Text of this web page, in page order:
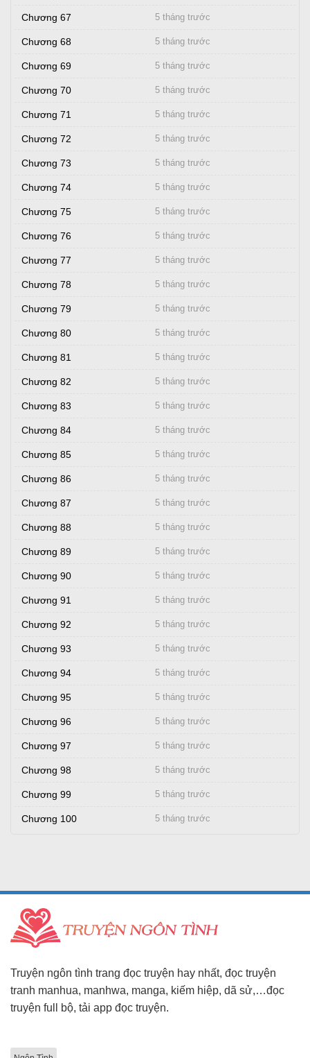
Chương 67 5 tháng trước
Chương 68 5 tháng trước
Chương 69 5 tháng trước
Chương 70 5 tháng trước
Chương 71 5 tháng trước
Chương 72 5 tháng trước
Chương 73 5 tháng trước
Chương 74 5 tháng trước
Chương 75 5 tháng trước
Chương 76 5 tháng trước
Chương 77 5 tháng trước
Chương 78 5 tháng trước
Chương 79 5 tháng trước
Chương 80 5 tháng trước
Chương 81 5 tháng trước
Chương 82 5 tháng trước
Chương 83 5 tháng trước
Chương 84 5 tháng trước
Chương 85 5 tháng trước
Chương 86 5 tháng trước
Chương 87 5 tháng trước
Chương 88 5 tháng trước
Chương 89 5 tháng trước
Chương 90 5 tháng trước
Chương 91 5 tháng trước
Chương 92 5 tháng trước
Chương 93 5 tháng trước
Chương 94 5 tháng trước
Chương 95 5 tháng trước
Chương 96 5 tháng trước
Chương 97 5 tháng trước
Chương 98 5 tháng trước
Chương 99 5 tháng trước
Chương 100 5 tháng trước
Truyện ngôn tình trang đọc truyện hay nhất, đọc truyện
tranh manhua, manhwa, manga, kiếm hiệp, dã sử,…đọc
truyện full bộ, tải app đọc truyện.